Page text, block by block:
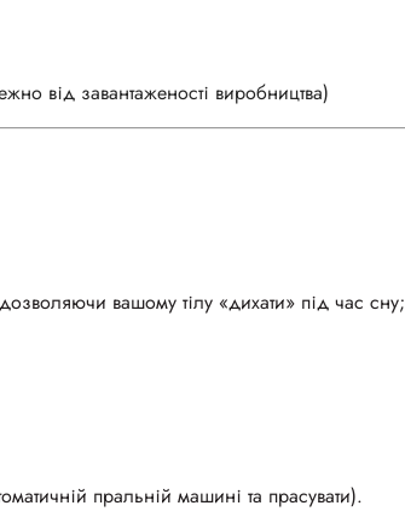
від завантаженості виробництва)
вашому тілу «дихати» під час сну;
пральній машині та прасувати).